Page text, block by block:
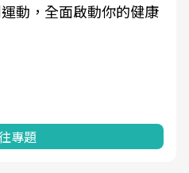
動，全面啟動你的健康
專題